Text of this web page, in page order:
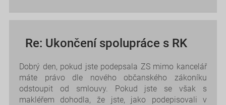
Re: Ukončení spolupráce s RK
Dobrý den, pokud jste podepsala ZS mimo kancelář
máte právo dle nového občanského zákoníku
odstoupit od smlouvy. Pokud jste se však s
makléřem dohodla, že jste, jako podepisovali v